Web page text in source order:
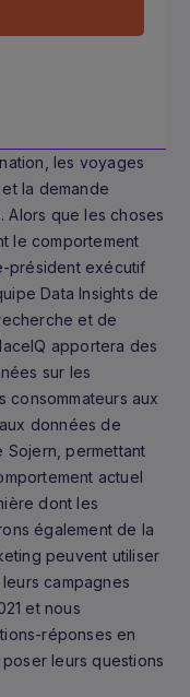
les voyages
la demande
Alors que les choses
le comportement
président exécutif
Data Insights de
et de
apportera des
sur les
consommateurs aux
données de
permettant
actuel
dont les
également de la
peuvent utiliser
campagnes
et nous
réponses en
leurs questions